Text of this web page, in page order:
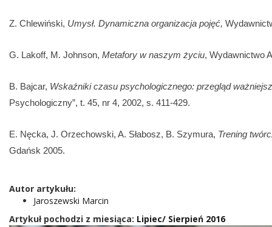
Z. Chlewiński, Umysł. Dynamiczna organizacja pojęć,
G. Lakoff, M. Johnson, Metafory w naszym życiu, Wydawnictwo
B. Bajcar, Wskaźniki czasu psychologicznego: przegląd
Psychologiczny”, t. 45, nr 4, 2002, s. 411-429.
E. Nęcka, J. Orzechowski, A. Słabosz, B. Szymura, Trening
Gdańsk 2005.
Autor artykułu:
Jaroszewski Marcin
Artykuł pochodzi z miesiąca: Lipiec/ Sierpień 2016